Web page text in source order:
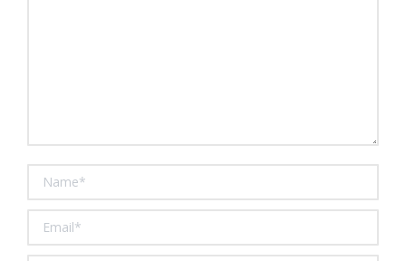
Name *
Email *